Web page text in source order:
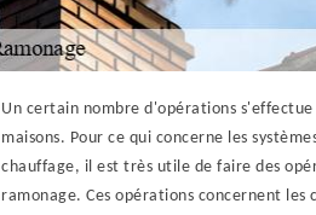
Un certain nombre d'opérations s'effectue
maisons. Pour ce qui concerne les
chauffage, il est très utile de faire des
ramonage. Ces opérations concernent les